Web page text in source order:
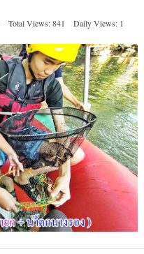
Total Views: 841
Daily Views: 1